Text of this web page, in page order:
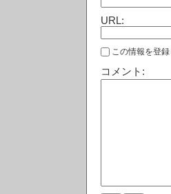
URL:
この情報を登
コメント: